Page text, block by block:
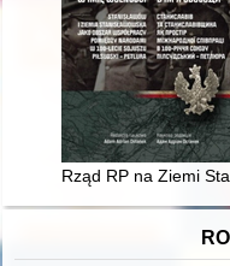
Rząd RP na Ziemi